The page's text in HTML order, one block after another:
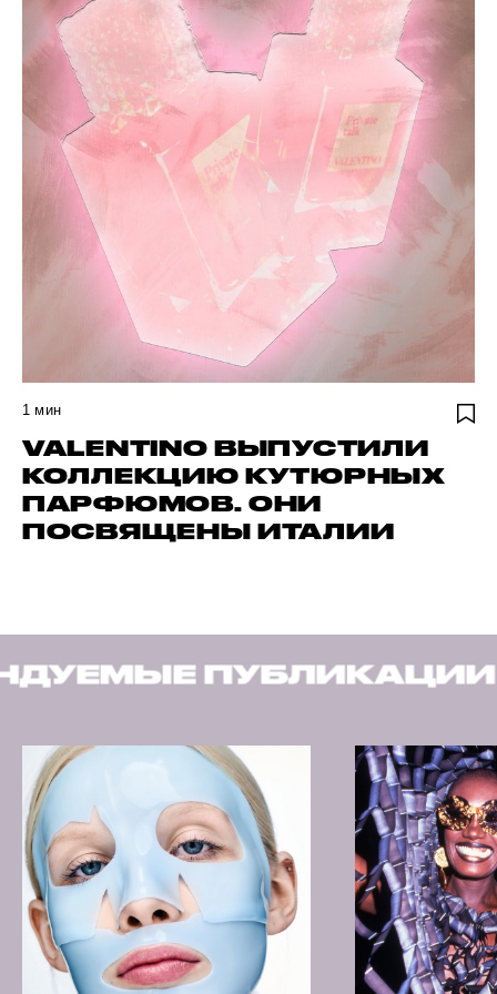
1 мин
VALENTINO ВЫПУСТИЛИ
КОЛЛЕКЦИЮ КУТЮРНЫХ
ПАРФЮМОВ. ОНИ
ПОСВЯЩЕНЫ ИТАЛИИ